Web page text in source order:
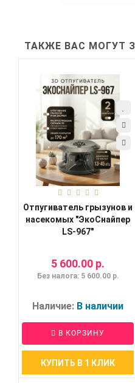
ТАКЖЕ ВАС МОГУТ
Отпугиватель грызунов и
насекомых "ЭкоСнайпер
LS-967"
5 600.00 р.
Без налога: 5 600.00 р.
Наличие: В наличии
В КОРЗИНУ
КУПИТЬ В 1 КЛИК